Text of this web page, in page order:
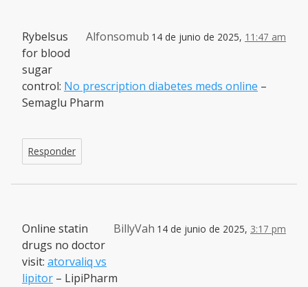
Alfonsomub 14 de junio de 2025, 11:47 am
Rybelsus
for blood
sugar
control: No prescription diabetes meds online –
Semaglu Pharm
Responder
BillyVah 14 de junio de 2025, 3:17 pm
Online statin
drugs no doctor
visit: atorvaliq vs
lipitor – LipiPharm